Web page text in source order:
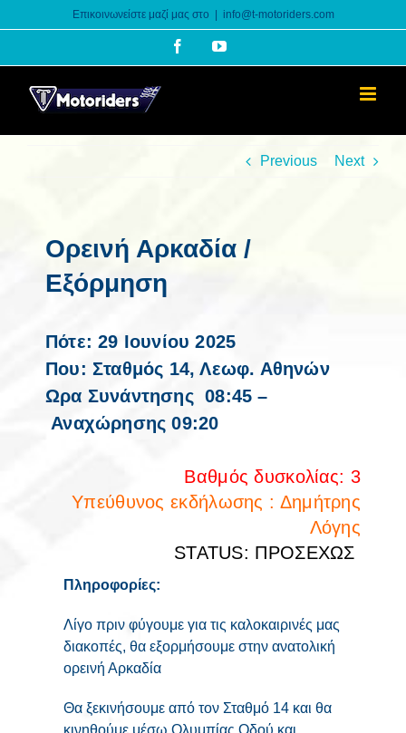
to
Επικοινωνείστε μαζί μας στο info@t-motoriders.com
FacebookYouTube
Previous Next
Ορεινή Αρκαδία /
Εξόρμηση
Πότε: 29 Ιουνίου 2025
Που: Σταθμός 14, Λεωφ. Αθηνών
Ωρα Συνάντησης 08:45 –
Αναχώρησης 09:20
Βαθμός δυσκολίας: 3
Υπεύθυνος εκδήλωσης : Δημήτρης
Λόγης
STATUS: ΠΡΟΣΕΧΩΣ
Πληροφορίες:
Λίγο πριν φύγουμε για τις καλοκαιρινές μας
διακοπές, θα εξορμήσουμε στην ανατολική
ορεινή Αρκαδία
Θα ξεκινήσουμε από τον Σταθμό 14 και θα